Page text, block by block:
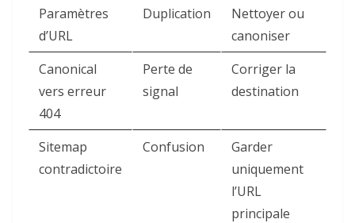
Paramètres
d’URL
Duplication
Nettoyer ou
canoniser
Canonical
vers erreur
404
Perte de
signal
Corriger la
destination
Sitemap
contradictoire
Confusion
Garder
uniquement
l’URL
principale